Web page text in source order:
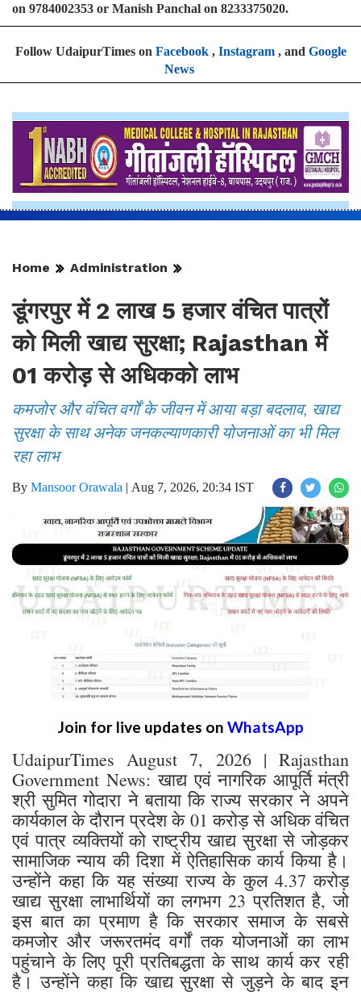
on 9784002353 or Manish Panchal on 8233375020.
Follow UdaipurTimes on Facebook, Instagram, and Google
News
Home Administration
डूंगरपुर में 2 लाख 5 हजार वंचित पात्रों
को मिली खाद्य सुरक्षा; Rajasthan में
01 करोड़ से अधिकको लाभ
कमजोर और वंचित वर्गों के जीवन में आया बड़ा बदलाव, खाद्य
सुरक्षा के साथ अनेक जनकल्याणकारी योजनाओं का भी मिल
रहा लाभ
By Mansoor Orawala | Aug 7, 2026, 20:34 IST
Join for live updates on WhatsApp
UdaipurTimes August 7, 2026 | Rajasthan
Government News: खाद्य एवं नागरिक आपूर्ति मंत्री
श्री सुमित गोदारा ने बताया कि राज्य सरकार ने अपने
कार्यकाल के दौरान प्रदेश के 01 करोड़ से अधिक वंचित
एवं पात्र व्यक्तियों को राष्ट्रीय खाद्य सुरक्षा से जोड़कर
सामाजिक न्याय की दिशा में ऐतिहासिक कार्य किया है।
उन्होंने कहा कि यह संख्या राज्य के कुल 4.37 करोड़
खाद्य सुरक्षा लाभार्थियों का लगभग 23 प्रतिशत है, जो
इस बात का प्रमाण है कि सरकार समाज के सबसे
कमजोर और जरूरतमंद वर्गों तक योजनाओं का लाभ
पहुंचाने के लिए पूरी प्रतिबद्धता के साथ कार्य कर रही
है। उन्होंने कहा कि खाद्य सुरक्षा से जुड़ने के बाद इन